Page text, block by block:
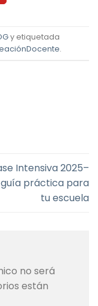
y etiquetada
.
Intensiva 2025–
guía práctica para
tu escuela
no será
están